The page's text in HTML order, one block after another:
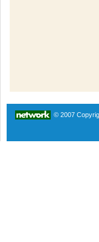
© 2007